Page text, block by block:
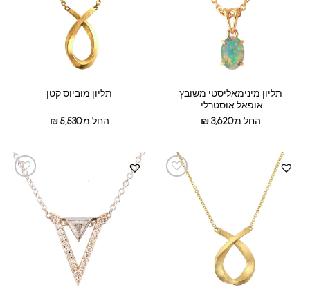
תליון מינימאליסטי משובץ
אופאל אוסטרלי.
החל מ:
₪3,620
תליון מוביוס קטן
החל מ: ₪5,530